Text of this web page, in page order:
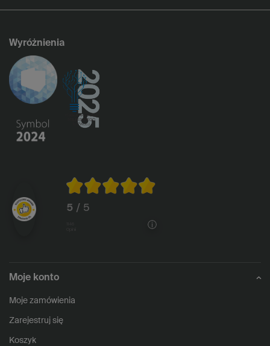
Wyróżnienia
5 / 5
Moje konto
Moje zamówienia
Zarejestruj się
Koszyk